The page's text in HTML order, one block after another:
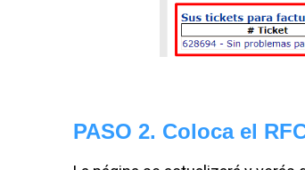
PASO 2. Coloca el